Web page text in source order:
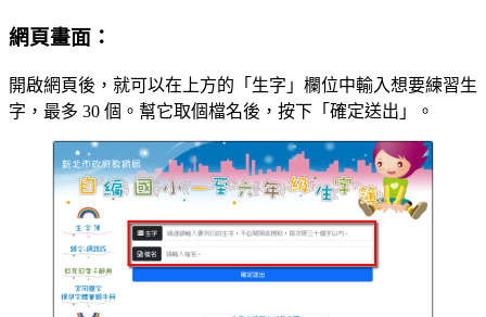
網頁畫面：
開啟網頁後，就可以在上方的「生字」欄位中輸入想要練習生
字，最多 30 個。幫它取個檔名後，按下「確定送出」。